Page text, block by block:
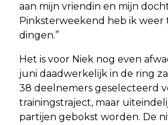
aan mijn vriendin en mijn
Pinksterweekend heb ik weer
dingen.’’
Het is voor Niek nog even
juni daadwerkelijk in de ring
38 deelnemers geselecteerd
trainingstraject, maar
partijen gebokst worden. De